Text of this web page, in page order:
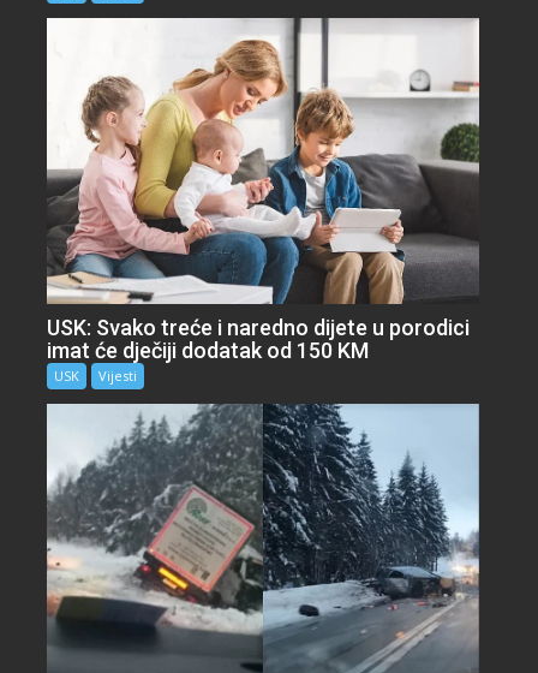
USK: Svako treće i naredno dijete u porodici
imat će dječiji dodatak od 150 KM
USK Vijesti